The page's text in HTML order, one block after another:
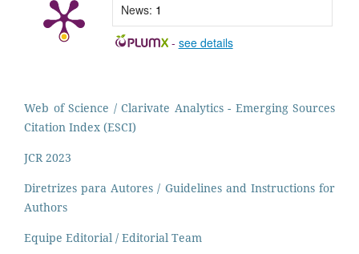
News: 1
- see details
Web of Science / Clarivate Analytics - Emerging Sources
Citation Index (ESCI)
JCR 2023
Diretrizes para Autores / Guidelines and Instructions for
Authors
Equipe Editorial / Editorial Team